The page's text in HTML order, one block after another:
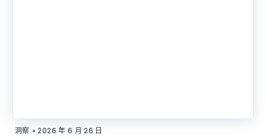
洞察 • 2026 年 6 月 26 日